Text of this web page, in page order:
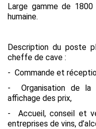
Large gamme de
humaine.
Description du poste
cheffe de cave :
- Commande et
- Organisation de la
affichage des prix,
- Accueil, conseil et
entreprises de vins,